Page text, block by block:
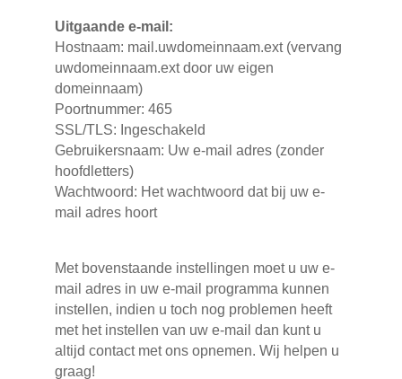
Uitgaande e-mail:
Hostnaam: mail.uwdomeinnaam.ext (vervang
uwdomeinnaam.ext door uw eigen
domeinnaam)
Poortnummer: 465
SSL/TLS: Ingeschakeld
Gebruikersnaam: Uw e-mail adres (zonder
hoofdletters)
Wachtwoord: Het wachtwoord dat bij uw e-
mail adres hoort
Met bovenstaande instellingen moet u uw e-
mail adres in uw e-mail programma kunnen
instellen, indien u toch nog problemen heeft
met het instellen van uw e-mail dan kunt u
altijd contact met ons opnemen. Wij helpen u
graag!